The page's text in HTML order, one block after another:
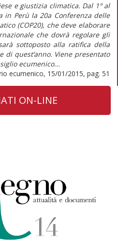
e giustizia climatica. Dal 1° al
in Perù la 20a Conferenza delle
(COP20), che deve elaborare
che dovrà regolare gli
sottoposto alla ratifica della
di quest’anno. Viene presentato
ecumenico...
ecumenico, 15/01/2015, pag. 51
ON-LINE